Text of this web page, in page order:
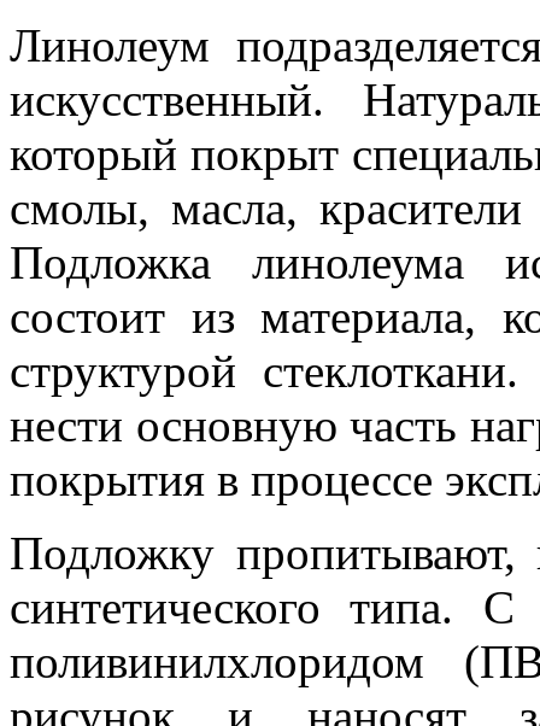
Линолеум
искусственный.
который покрыт
смолы, масла,
Подложка линолеума
состоит из материала,
структурой
нести основную часть
покрытия в процессе
Подложку пропитывают,
синтетического типа.
поливинилхлоридом